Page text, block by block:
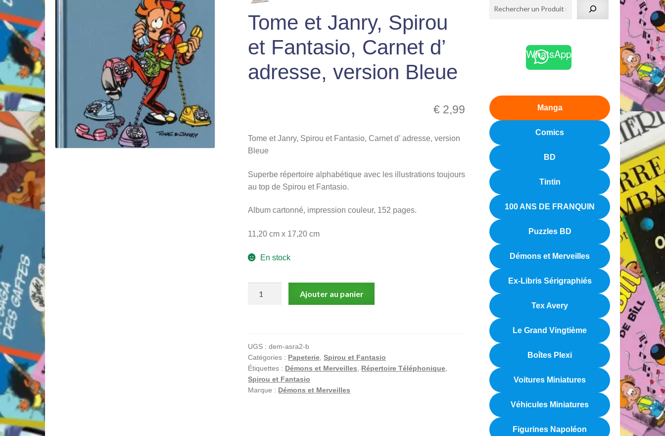
Tome et Janry, Spirou
et Fantasio, Carnet d’
adresse, version Bleue
€ 2,99
Tome et Janry, Spirou et Fantasio, Carnet d’ adresse, version
Bleue
Superbe répertoire alphabétique avec les illustrations toujours
au top de Spirou et Fantasio.
Album cartonné, impression couleur, 152 pages.
11,20 cm x 17,20 cm
En stock
Spirou
et
Fantasio,
Carnet
Ajouter au panier
UGS :dem-asra2-b
Catégories : Papeterie ,Spirou et Fantasio
Étiquettes : Démons et Merveilles Répertoire Téléphonique
Spirou et Fantasio
Marque : Démons et Merveilles
WhatsApp
Manga
Comics
BD
Tintin
100 ANS DE FRANQUIN
Puzzles BD
Démons et Merveilles
Ex-Libris Sérigraphiés
Tex Avery
Le Grand Vingtième
Boîtes Plexi
Voitures Miniatures
Véhicules Miniatures
Figurines Napoléon